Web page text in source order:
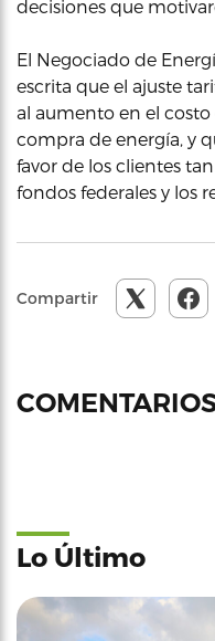
decisiones que
El Negociado de
escrita que el ajuste
al aumento en el
compra de energía, y
favor de los clientes
fondos federales y los
Compartir
Lo Último